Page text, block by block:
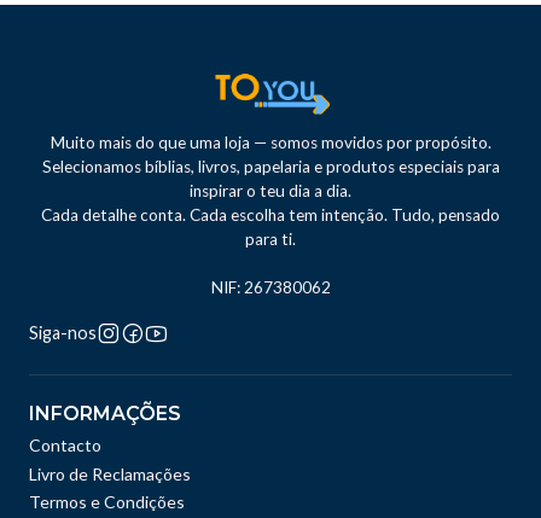
Muito mais do que uma loja — somos movidos por propósito.
Selecionamos bíblias, livros, papelaria e produtos especiais para
inspirar o teu dia a dia.
Cada detalhe conta. Cada escolha tem intenção. Tudo, pensado
para ti.
NIF: 267380062
Siga-nos
INFORMAÇÕES
Contacto
Livro de Reclamações
Termos e Condições